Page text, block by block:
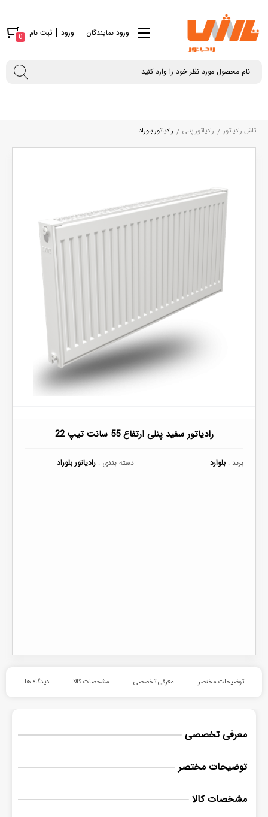
ورود نمایندگان ورود | ثبت نام 0
تاش رادیاتور رادیاتور پنلی رادیاتور بلوراد
رادیاتور سفید پنلی ارتفاع 55 سانت تیپ 22
برند : بلوارد دسته بندی : رادیاتور بلوراد
توضیحات مختصر معرفی تخصصی مشخصات کالا دیدگاه ها
معرفی تخصصی
توضیحات مختصر
مشخصات کالا